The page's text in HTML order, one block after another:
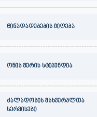
წინადადებების მიღება
ონის მერის სტიპენდია
ძალადობის მსხვერპლთა
სერვისები